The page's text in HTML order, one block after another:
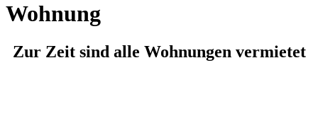
Wohnung
Zur Zeit sind alle Wohnungen vermietet